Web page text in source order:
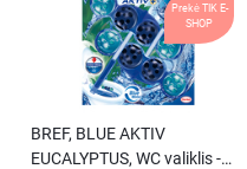
Prekė TIK E-
SHOP
BREF, BLUE AKTIV
EUCALYPTUS, WC valiklis -